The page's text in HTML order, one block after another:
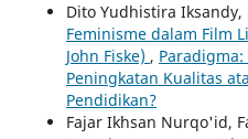
Dito Yudhistira Iksandy,
Feminisme dalam Film
John Fiske) , Paradigma:
Peningkatan Kualitas
Pendidikan?
Fajar Ikhsan Nurqo'id,